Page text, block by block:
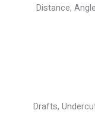
Distance,
Drafts,